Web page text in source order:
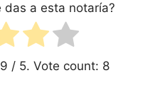
das a esta notaría?
/ 5. Vote count: 8